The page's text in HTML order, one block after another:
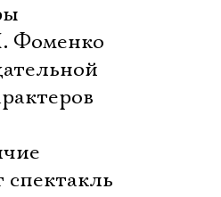
Фоменко
спектакль